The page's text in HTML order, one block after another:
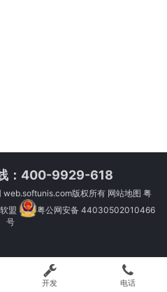
：400-9929-618
web.softunis.com版权所有 网站地图 粤
软盟
粤公网安备 44030502010466
号
开发 电话